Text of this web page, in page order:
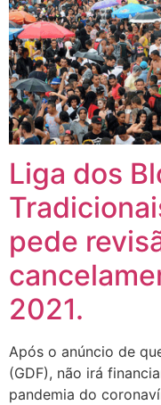
Liga dos
pede
2021.
Após o anúncio de
(GDF), não irá
pandemia do